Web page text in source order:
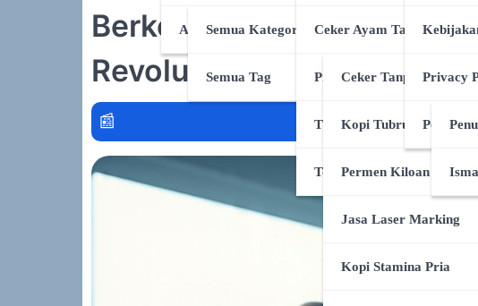
AI & Sains
Semua Kategori
Semua Tag
Ceker Ayam Tanpa Tulang
Produk Shopee
Ceker Tanpa Tulang
Kopi Tubruk
Permen Kiloan
Jasa Laser Marking
Kopi Stamina Pria
TikTok Shop
Tokopedia
Privacy
Berkolaborasi dengan AI
Revolusioner